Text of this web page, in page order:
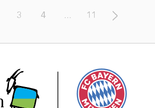
3 4 ... 11